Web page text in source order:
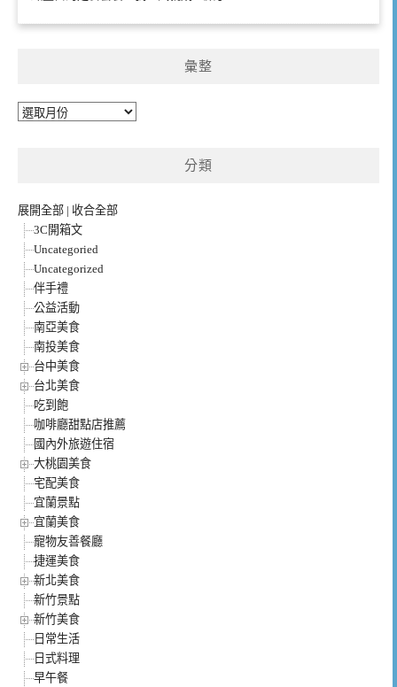
彙整
彙
分類
展開全部 | 收合全部
3C開箱文
Uncategoried
Uncategorized
伴手禮
公益活動
南亞美食
南投美食
台中美食
台北美食
吃到飽
咖啡廳甜點店推薦
國內外旅遊住宿
大桃園美食
宅配美食
宜蘭景點
宜蘭美食
寵物友善餐廳
捷運美食
新北美食
新竹景點
新竹美食
日常生活
日式料理
早午餐